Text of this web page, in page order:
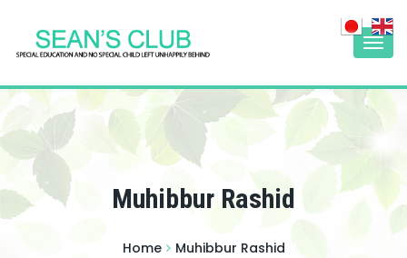
Muhibbur Rashid
Home Muhibbur Rashid